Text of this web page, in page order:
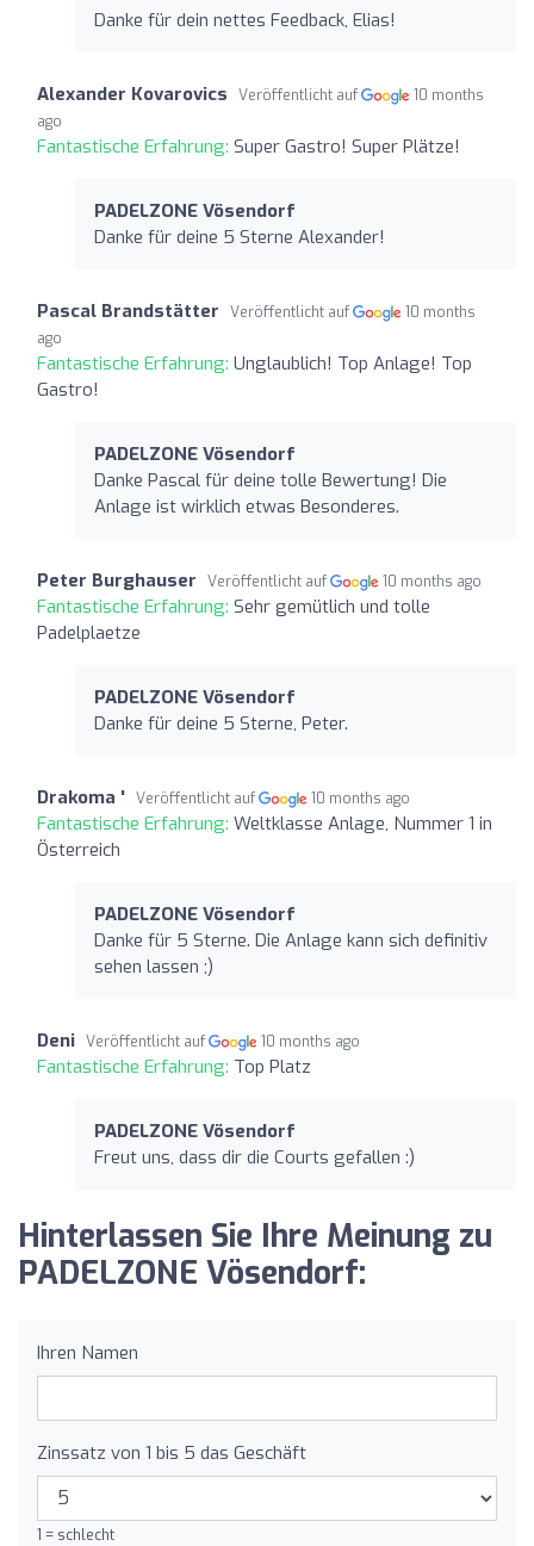
Danke für dein nettes Feedback, Elias!
Alexander Kovarovics Veröffentlicht auf
10 months
ago
Fantastische Erfahrung: Super Gastro! Super Plätze!
PADELZONE Vösendorf
Danke für deine 5 Sterne Alexander!
Pascal Brandstätter Veröffentlicht auf
10 months
ago
Fantastische Erfahrung: Unglaublich! Top Anlage! Top
Gastro!
PADELZONE Vösendorf
Danke Pascal für deine tolle Bewertung! Die
Anlage ist wirklich etwas Besonderes.
Peter Burghauser Veröffentlicht auf 10 months ago
Fantastische Erfahrung: Sehr gemütlich und tolle
Padelplaetze
PADELZONE Vösendorf
Danke für deine 5 Sterne, Peter.
Drakoma ' Veröffentlicht auf 10 months ago
Fantastische Erfahrung: Weltklasse Anlage, Nummer 1 in
Österreich
PADELZONE Vösendorf
Danke für 5 Sterne. Die Anlage kann sich definitiv
sehen lassen ;)
Deni Veröffentlicht auf 10 months ago
Fantastische Erfahrung: Top Platz
PADELZONE Vösendorf
Freut uns, dass dir die Courts gefallen :)
Hinterlassen Sie Ihre Meinung zu
PADELZONE Vösendorf:
Ihren Namen
Zinssatz von 1 bis 5 das Geschäft
1 = schlecht